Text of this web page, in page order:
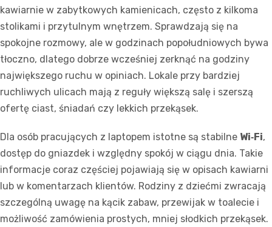
kawiarnie w zabytkowych kamienicach, często z kilkoma
stolikami i przytulnym wnętrzem. Sprawdzają się na
spokojne rozmowy, ale w godzinach popołudniowych bywa
tłoczno, dlatego dobrze wcześniej zerknąć na godziny
największego ruchu w opiniach. Lokale przy bardziej
ruchliwych ulicach mają z reguły większą salę i szerszą
ofertę ciast, śniadań czy lekkich przekąsek.
Dla osób pracujących z laptopem istotne są stabilne Wi‑Fi,
dostęp do gniazdek i względny spokój w ciągu dnia. Takie
informacje coraz częściej pojawiają się w opisach kawiarni
lub w komentarzach klientów. Rodziny z dziećmi zwracają
szczególną uwagę na kącik zabaw, przewijak w toalecie i
możliwość zamówienia prostych, mniej słodkich przekąsek.